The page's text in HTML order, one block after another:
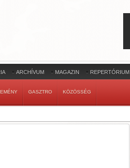
ARCHÍVUM MAGAZIN REPERTÓRIUM
GASZTRO KÖZÖSSÉG